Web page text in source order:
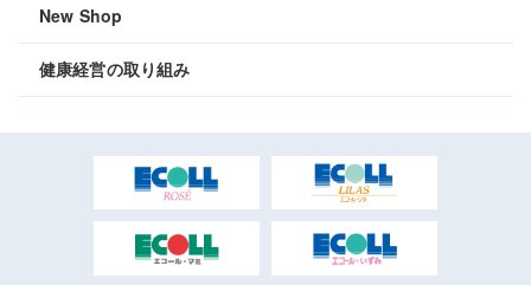
New Shop
健康経営の取り組み